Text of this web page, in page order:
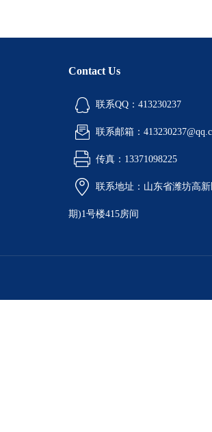
Contact Us
联系QQ：413230237
联系邮箱：
传真：13371098225
联系地址：山东省潍坊高
期)1号楼415房间